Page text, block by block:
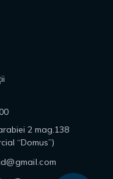
2 mag.138
“Domus”)